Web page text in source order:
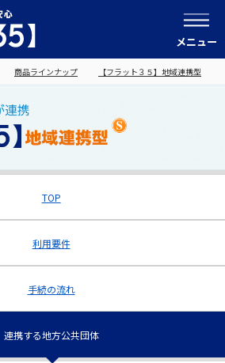
メニュー
商品ラインナップ 【フラット３５】地域連携型
TOP
利用要件
手続の流れ
連携する地方公共団体